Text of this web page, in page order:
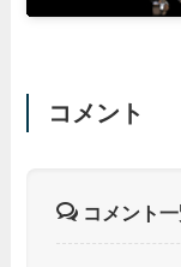
コメント
コメント